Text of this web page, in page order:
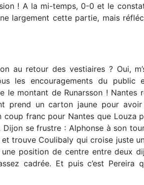
! A la mi-temps, 0-0 et le
largement cette partie, mais
au retour des vestiaires ? Oui,
les encouragements du public
le montant de Runarsson ! Nantes
prend un carton jaune pour
coup franc pour Nantes que Louza
se frustre : Alphonse à son
trouve Coulibaly qui croise juste
position de centre entre deux
cadrée. Et puis c’est Pereira